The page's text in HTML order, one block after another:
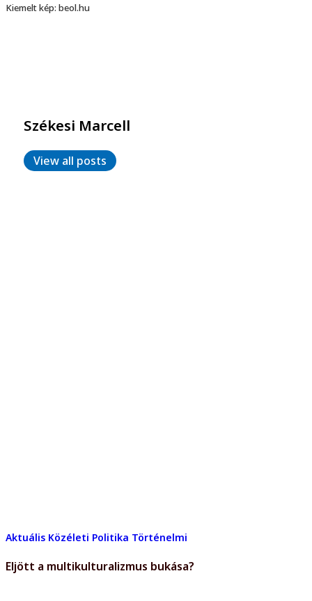
Kiemelt kép: beol.hu
Székesi Marcell
View all posts
Aktuális Közéleti Politika Történelmi
Eljött a multikulturalizmus bukása?